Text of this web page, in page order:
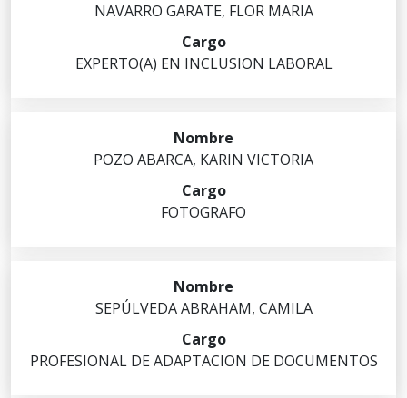
NAVARRO GARATE, FLOR MARIA
EXPERTO(A) EN INCLUSION LABORAL
POZO ABARCA, KARIN VICTORIA
FOTOGRAFO
SEPÚLVEDA ABRAHAM, CAMILA
PROFESIONAL DE ADAPTACION DE DOCUMENTOS